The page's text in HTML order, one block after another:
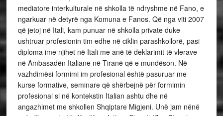
mediatore interkulturale në shkolla të ndryshme në Fano, e
ngarkuar në detyrë nga Komuna e Fanos. Që nga viti 2007
që jetoj në Itali, kam punuar në shkolla private duke
ushtruar profesionin tim edhe në ciklin parashkollorë, pasi
diploma ime njihet në Itali me anë të deklarimit të vlerave
në Ambasadën Italiane në Tiranë që e mundëson. Në
vazhdimësi formimi im profesional është pasuruar me
kurse formative, seminare që shërbejnë për formimin
profesional si në kontekstin Italian ashtu dhe në
angazhimet me shkollen Shqiptare Migjeni. Unë jam nënë